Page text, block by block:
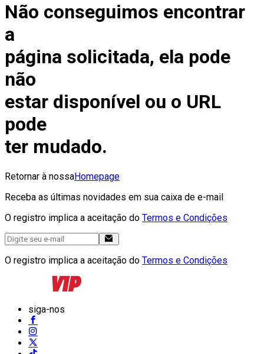
Não conseguimos encontrar
a
página solicitada, ela pode
não
estar disponível ou o URL
pode
ter mudado.
Retornar à nossaHomepage
Receba as últimas novidades em sua caixa de e-mail
O registro implica a aceitação do Termos e Condições
O registro implica a aceitação do Termos e Condições
siga-nos